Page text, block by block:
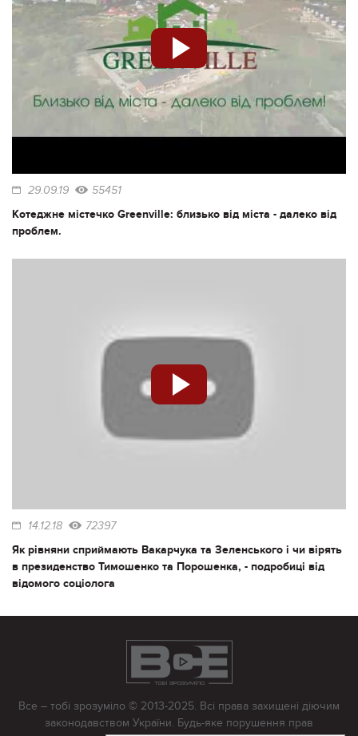
29.09.19 55451
Котеджне містечко Greenville: близько від міста - далеко від
проблем.
14.12.18 72397
Як рівняни сприймають Вакарчука та Зеленського і чи вірять
в президенство Тимошенко та Порошенка, - подробиці від
відомого соціолога
Все – тобі зрозуміло © 2013-2025. Всі права захищені діючим
законодавством України. Будь-яке порушення прав